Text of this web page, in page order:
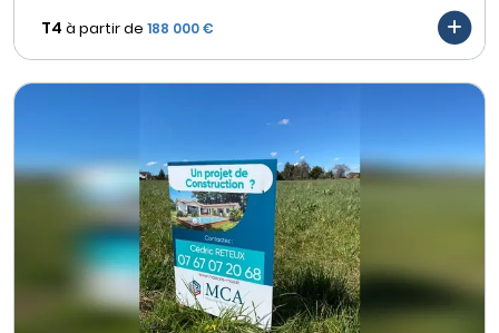
T4 à partir de 188 000 €